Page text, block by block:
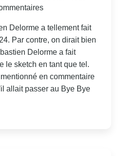
Delorme a tellement fait
Par contre, on dirait bien
Delorme a fait
le sketch en tant que tel.
en commentaire
allait passer au Bye Bye